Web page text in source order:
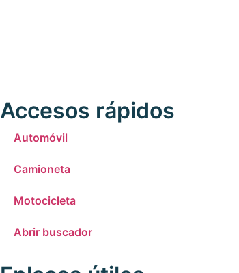
Accesos rápidos
Automóvil
Camioneta
Motocicleta
Abrir buscador